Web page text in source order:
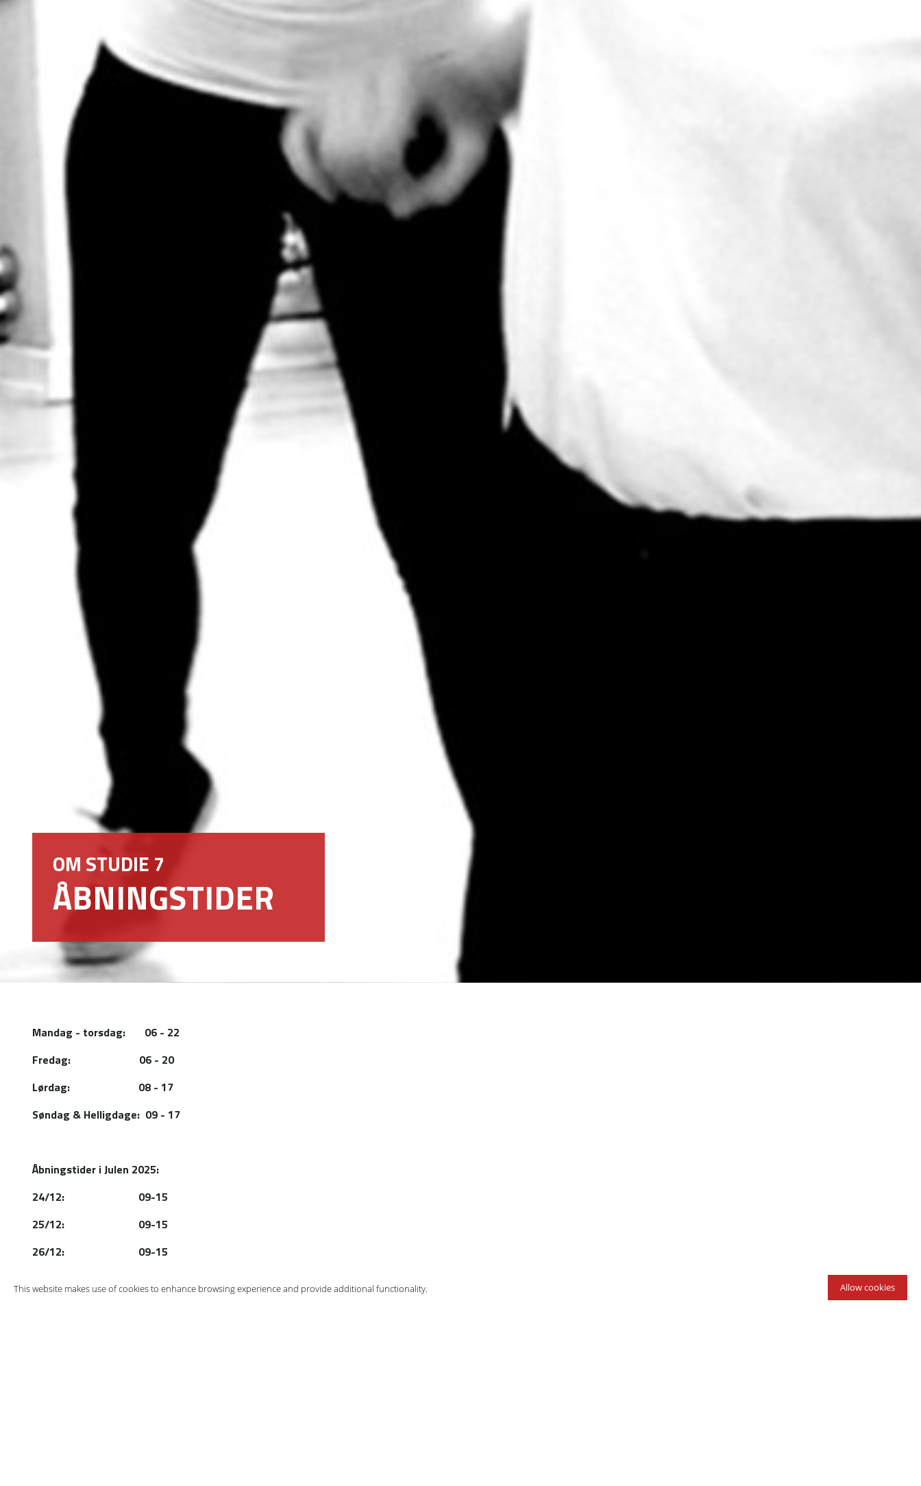
OM STUDIE 7
ÅBNINGSTIDER
Mandag - torsdag: 06 - 22
Fredag: 06 - 20
Lørdag: 08 - 17
Søndag & Helligdage: 09 - 17
Åbningstider i Julen 2025:
24/12: 09-15
25/12: 09-15
26/12: 09-15
This website makes use of cookies to enhance browsing experience and provide additional functionality. Allow cookies